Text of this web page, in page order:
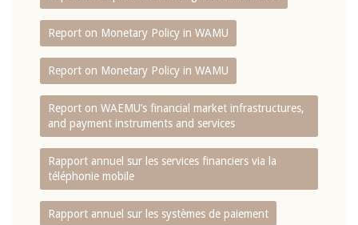
Report on Monetary Policy in WAMU
Report on Monetary Policy in WAMU
Report on WAEMU’s financial market infrastructures,
and payment instruments and services
Rapport annuel sur les services financiers via la
téléphonie mobile
Rapport annuel sur les systèmes de paiement